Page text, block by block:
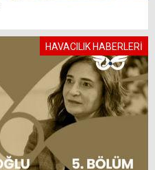
HAVACILIK HABERLERİ